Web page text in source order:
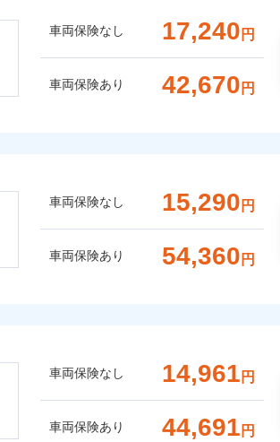
車両保険なし 17,240 円
車両保険あり 42,670 円
車両保険なし 15,290 円
車両保険あり 54,360 円
車両保険なし 14,961 円
車両保険あり 44,691 円